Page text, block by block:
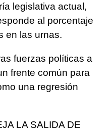
legislativa actual,
al porcentaje
en las urnas.
fuerzas políticas a
frente común para
una regresión
LA SALIDA DE